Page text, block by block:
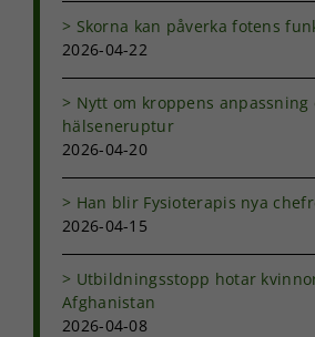
Skorna kan påverka fotens
2026-04-22
Nytt om kroppens anpassning
hälseneruptur
2026-04-20
Han blir Fysioterapis nya
2026-04-15
Utbildningsstopp hotar
Afghanistan
2026-04-08